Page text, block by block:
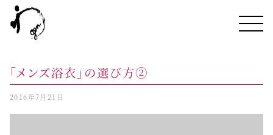
「メンズ浴衣」の選び方②
2016年7月21日